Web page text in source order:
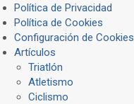
Política de Privacidad
Política de Cookies
Configuración de Cookies
Artículos
Triatlón
Atletismo
Ciclismo